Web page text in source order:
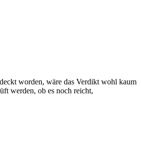
worden, wäre das Verdikt wohl kaum
werden, ob es noch reicht,